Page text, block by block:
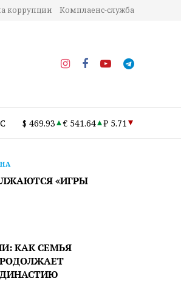
коррупции Комплаенс-служба
$ 469.93 € 541.64 ₽ 5.71
«ИГРЫ
КАК СЕМЬЯ